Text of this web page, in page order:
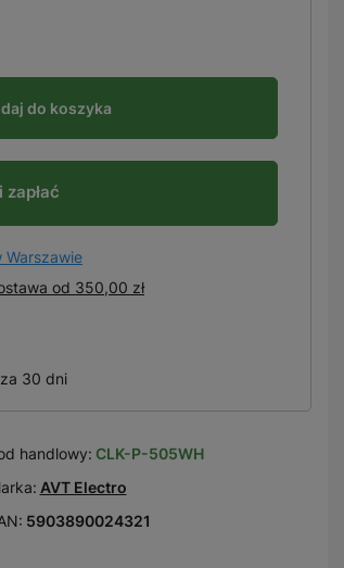
do koszyka
Warszawie
od 350,00 zł
30 dni
handlowy: CLK-P-505WH
AVT Electro
5903890024321